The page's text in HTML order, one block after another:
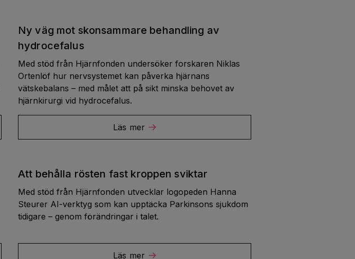
Ny väg mot skonsammare behandling av
hydrocefalus
Med stöd från Hjärnfonden undersöker forskaren Niklas
Ortenlöf hur nervsystemet kan påverka hjärnans
vätskebalans – med målet att på sikt minska behovet av
hjärnkirurgi vid hydrocefalus.
Läs mer
Att behålla rösten fast kroppen sviktar
Med stöd från Hjärnfonden utvecklar logopeden Hanna
Steurer AI-verktyg som kan upptäcka Parkinsons sjukdom
tidigare – genom förändringar i talet.
Läs mer